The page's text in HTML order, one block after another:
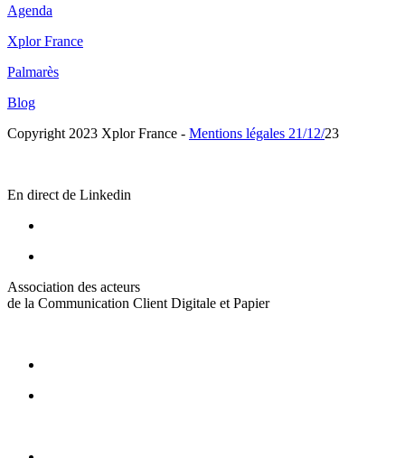
Agenda
Xplor France
Palmarès
Blog
Copyright 2023 Xplor France - Mentions légales 21/12/23
En direct de Linkedin
Association des acteurs
de la Communication Client Digitale et Papier